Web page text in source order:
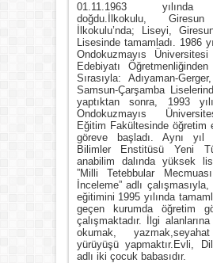
01.11.1963 yılında
doğdu.İlkokulu,
İlkokulu’nda; Liseyi,
Lisesinde tamamladı. 1986
Ondokuzmayıs
Edebiyatı
Sırasıyla: Adıyaman-
Samsun-Çarşamba
yaptıktan sonra, 1993
Ondokuzmayıs
Eğitim Fakültesinde öğretim
göreve başladı. Aynı yıl
Bilimler Enstitüsü Yeni
anabilim dalında yüksek
”Milli Tetebbular
İnceleme” adlı
eğitimini 1995 yılında
geçen kurumda öğretim
çalışmaktadır. İlgi
okumak,
yürüyüşü yapmaktır.Evli,
adlı iki çocuk babasıdır.